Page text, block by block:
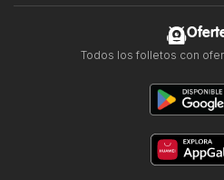
Todos los folletos con